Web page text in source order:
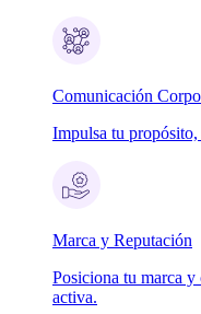
Comunicación
Impulsa tu
Marca y Reputación
Posiciona tu marca y
activa.